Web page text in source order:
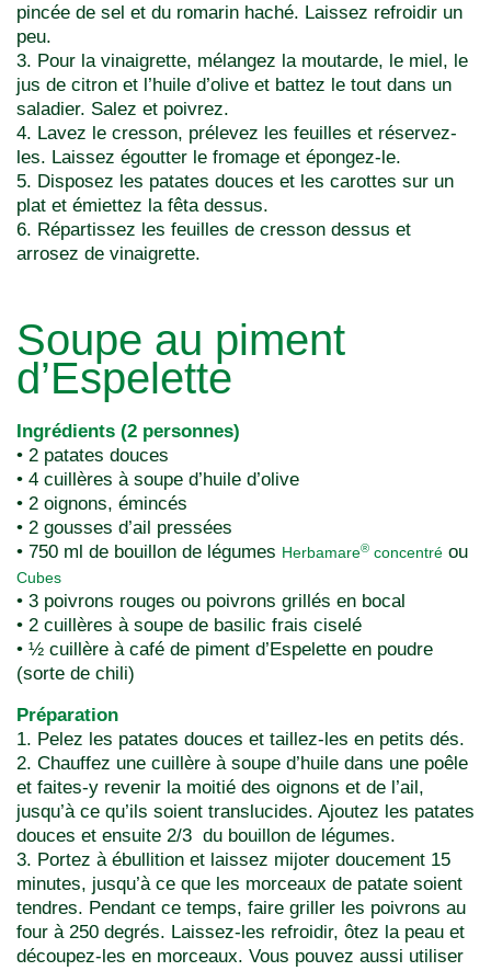
pincée de sel et du romarin haché. Laissez refroidir un
peu.
3. Pour la vinaigrette, mélangez la moutarde, le miel, le
jus de citron et l’huile d’olive et battez le tout dans un
saladier. Salez et poivrez.
4. Lavez le cresson, prélevez les feuilles et réservez-
les. Laissez égoutter le fromage et épongez-le.
5. Disposez les patates douces et les carottes sur un
plat et émiettez la fêta dessus.
6. Répartissez les feuilles de cresson dessus et
arrosez de vinaigrette.
Soupe au piment
d’Espelette
Ingrédients (2 personnes)
• 2 patates douces
• 4 cuillères à soupe d’huile d’olive
• 2 oignons, émincés
• 2 gousses d’ail pressées
• 750 ml de bouillon de légumes Herbamare® concentré ou
Cubes
• 3 poivrons rouges ou poivrons grillés en bocal
• 2 cuillères à soupe de basilic frais ciselé
• ½ cuillère à café de piment d’Espelette en poudre
(sorte de chili)
Préparation
1. Pelez les patates douces et taillez-les en petits dés.
2. Chauffez une cuillère à soupe d’huile dans une poêle
et faites-y revenir la moitié des oignons et de l’ail,
jusqu’à ce qu’ils soient translucides. Ajoutez les patates
douces et ensuite 2/3 du bouillon de légumes.
3. Portez à ébullition et laissez mijoter doucement 15
minutes, jusqu’à ce que les morceaux de patate soient
tendres. Pendant ce temps, faire griller les poivrons au
four à 250 degrés. Laissez-les refroidir, ôtez la peau et
découpez-les en morceaux. Vous pouvez aussi utiliser